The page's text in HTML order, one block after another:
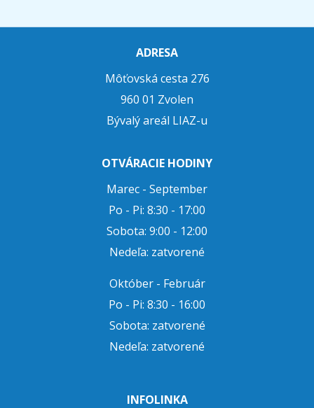
ADRESA
Môťovská cesta 276
960 01 Zvolen
Bývalý areál LIAZ-u
OTVÁRACIE HODINY
Marec - September
Po - Pi: 8:30 - 17:00
Sobota: 9:00 - 12:00
Nedeľa: zatvorené
Október - Február
Po - Pi: 8:30 - 16:00
Sobota: zatvorené
Nedeľa: zatvorené
INFOLINKA